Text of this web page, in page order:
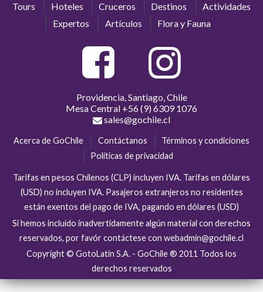
Tours Hoteles Cruceros Destinos
Actividades
Expertos
Artículos Flora y Fauna
Providencia, Santiago, Chile
Mesa Central +56 (9) 6309 1076
sales@gochile.cl
Acerca de GoChile Contáctanos
Términos y condiciones
Políticas de privacidad
Tarifas en pesos Chilenos (CLP) incluyen IVA. Tarifas en dólares
(USD) no incluyen IVA. Pasajeros extranjeros no residentes
están exentos del pago de IVA, pagando en dólares (USD)
Si hemos incluído inadvertidamente algún material con derechos
reservados, por favór contáctese con webadmin@gochile.cl
Copyright © GotoLatin S.A. - GoChile ® 2011 Todos los
derechos reservados